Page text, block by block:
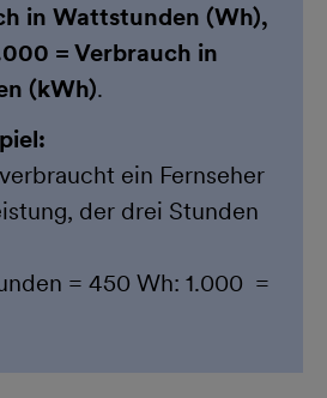
in Wattstunden (Wh),
= Verbrauch in
(kWh).
ein Fernseher
der drei Stunden
= 450 Wh: 1.000 =